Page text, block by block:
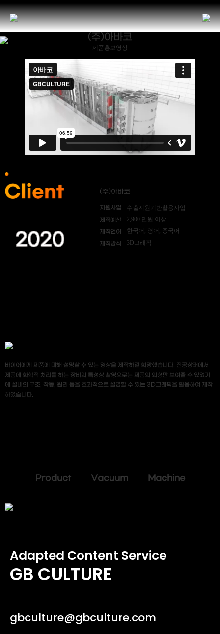
(주)아바코
제품홍보영상
2020
(주)아바코
지원사업 수출지원기반활용사업
제작예산 2,900 만원 이상
제작언어 한국어, 영어, 중국어
제작방식 3D그래픽
바이어에게 제품에 대해 설명할 수 있는 영상을 제작하길 희망했습니다. 진공상태에서
제품에 화학적 처리를 하는 장비의 특성상 촬영으로는 제품의 외형만 보여줄 수 있었기
에 설비의 구조, 작동, 원리 등을 효과적으로 설명할 수 있는 3D그래픽을 활용하여 제작
하였습니다.
Product Vacuum Machine
Adapted Content Service
GB CULTURE
gbculture@gbculture.com